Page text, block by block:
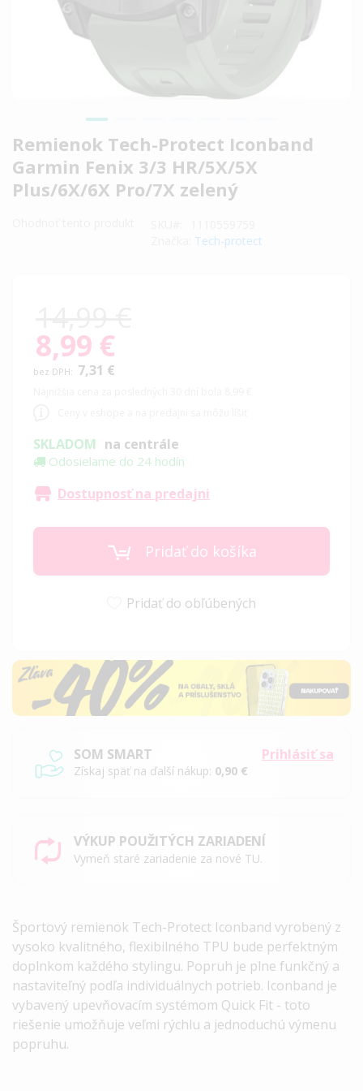
Remienok Tech-Protect Iconband
Garmin Fenix 3/3 HR/5X/5X
Plus/6X/6X Pro/7X zelený
Tech-protect
Special
Price
8,99 €
7,31 €
SKLADOM na centrále
Odosielame do 24 hodín
Dostupnosť na predajni
Pridať do košíka
Pridať do obľúbených
Prihlásiť sa
SOM SMART
Získaj späť na ďalší nákup: 0,90 €
VÝKUP POUŽITÝCH ZARIADENÍ
Vymeň staré zariadenie za nové TU.
Športový remienok Tech-Protect Iconband vyrobený z
vysoko kvalitného, ​​flexibilného TPU bude perfektným
doplnkom každého stylingu. Popruh je plne funkčný a
nastaviteľný podľa individuálnych potrieb. Iconband je
vybavený upevňovacím systémom Quick Fit - toto
riešenie umožňuje veľmi rýchlu a jednoduchú výmenu
popruhu.
Preskočiť
na
začiatok
galérie